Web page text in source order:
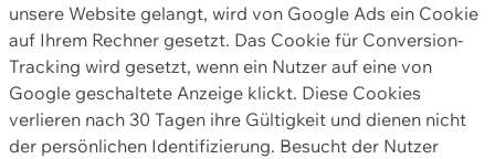
unsere Website gelangt, wird von Google Ads ein Cookie
auf Ihrem Rechner gesetzt. Das Cookie für Conversion-
Tracking wird gesetzt, wenn ein Nutzer auf eine von
Google geschaltete Anzeige klickt. Diese Cookies
verlieren nach 30 Tagen ihre Gültigkeit und dienen nicht
der persönlichen Identifizierung. Besucht der Nutzer